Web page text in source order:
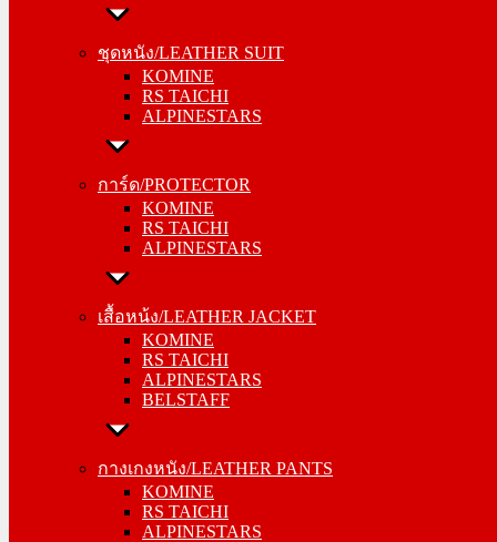
ชุดหนัง/LEATHER SUIT
KOMINE
RS TAICHI
ALPINESTARS
การ์ด/PROTECTOR
KOMINE
RS TAICHI
ALPINESTARS
เสื้อหน้ง/LEATHER JACKET
KOMINE
RS TAICHI
ALPINESTARS
BELSTAFF
กางเกงหนัง/LEATHER PANTS
KOMINE
RS TAICHI
ALPINESTARS
ชุดหนัง/LEATHER SUIT
RS TAICHI
ALPINESTARS
การ์ด/PROTECTOR
RS TAICHI
ALPINESTARS
เสื้อหน้ง/LEATHER JACKET
RS TAICHI
ALPINESTARS
BELSTAFF
กางเกงหนัง/LEATHER PANTS
RS TAICHI
ALPINESTARS